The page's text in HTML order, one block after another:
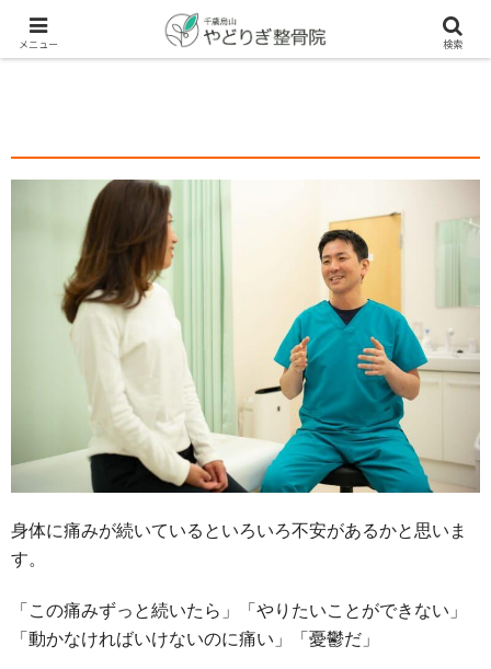
身体に痛みが続いているといろいろ不安があるかと思いま
す。
「この痛みずっと続いたら」「やりたいことができない」
「動かなければいけないのに痛い」「憂鬱だ」
メニュー 検索